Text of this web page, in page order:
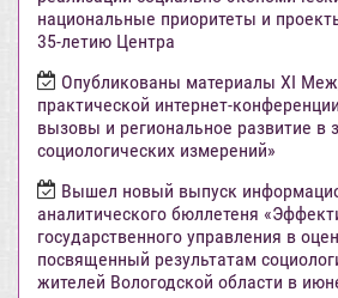
национальные приоритеты и
35-летию Центра
Опубликованы материалы XI
практической интернет-
вызовы и региональное развитие в
социологических измерений»
Вышел новый выпуск
аналитического бюллетеня
государственного управления в
посвященный результатам
жителей Вологодской области в